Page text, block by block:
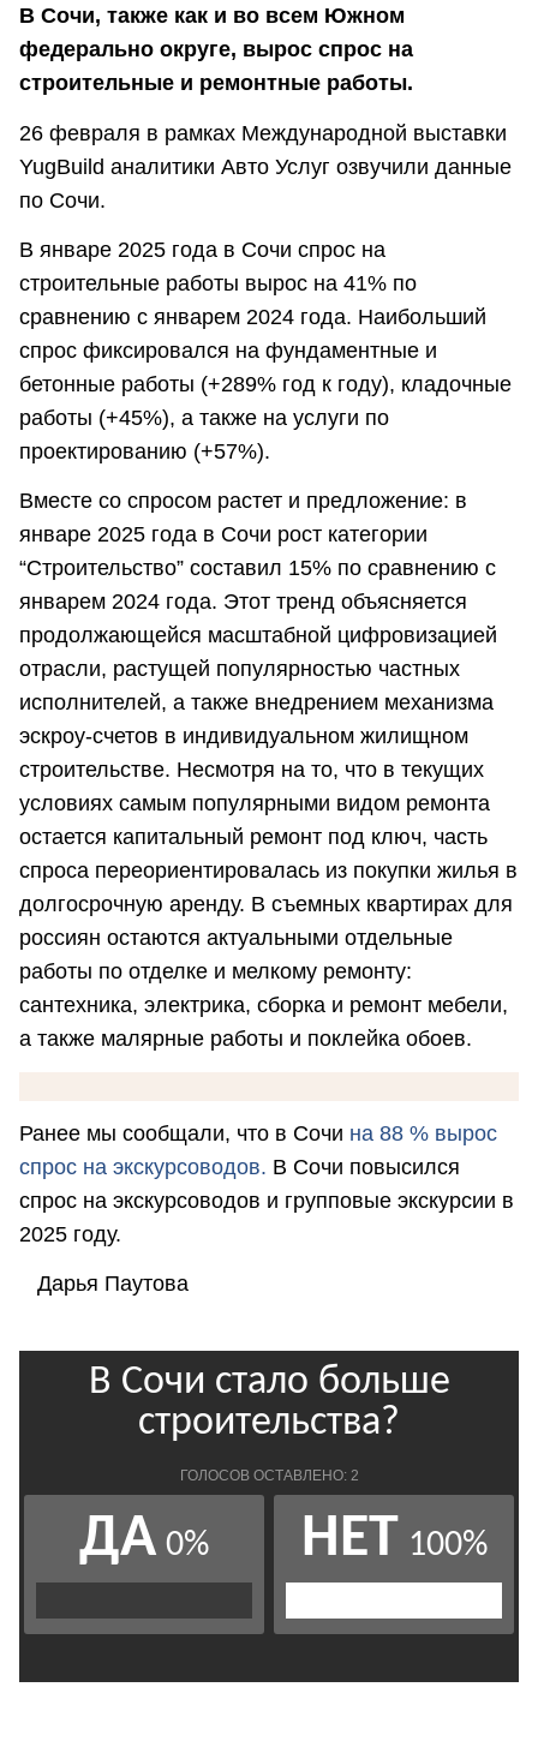
В Сочи, также как и во всем Южном
федерально округе, вырос спрос на
строительные и ремонтные работы.
26 февраля в рамках Международной выставки
YugBuild аналитики Авто Услуг озвучили данные
по Сочи.
В январе 2025 года в Сочи спрос на
строительные работы вырос на 41% по
сравнению с январем 2024 года. Наибольший
спрос фиксировался на фундаментные и
бетонные работы (+289% год к году), кладочные
работы (+45%), а также на услуги по
проектированию (+57%).
Вместе со спросом растет и предложение: в
январе 2025 года в Сочи рост категории
“Строительство” составил 15% по сравнению с
январем 2024 года. Этот тренд объясняется
продолжающейся масштабной цифровизацией
отрасли, растущей популярностью частных
исполнителей, а также внедрением механизма
эскроу-счетов в индивидуальном жилищном
строительстве. Несмотря на то, что в текущих
условиях самым популярными видом ремонта
остается капитальный ремонт под ключ, часть
спроса переориентировалась из покупки жилья в
долгосрочную аренду. В съемных квартирах для
россиян остаются актуальными отдельные
работы по отделке и мелкому ремонту:
сантехника, электрика, сборка и ремонт мебели,
а также малярные работы и поклейка обоев.
Ранее мы сообщали, что в Сочи на 88 % вырос
спрос на экскурсоводов. В Сочи повысился
спрос на экскурсоводов и групповые экскурсии в
2025 году.
Дарья Паутова